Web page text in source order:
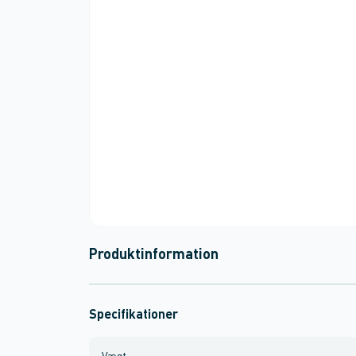
Produktinformation
Specifikationer